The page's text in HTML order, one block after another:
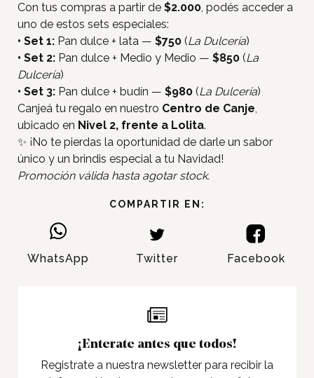
Inicio
Tiendas
Novedades
Gift Cards y Colectivos
Pet Friendly
Servicios
Nosotros
Con tus compras a partir de $2.000, podés acceder a
uno de estos sets especiales:
• Set 1: Pan dulce + lata — $750 (La Dulcería)
• Set 2: Pan dulce + Medio y Medio — $850 (La
Dulcería)
• Set 3: Pan dulce + budín — $980 (La Dulcería)
Canjeá tu regalo en nuestro Centro de Canje,
ubicado en Nivel 2, frente a Lolita.
✨ ¡No te pierdas la oportunidad de darle un sabor
único y un brindis especial a tu Navidad!
Promoción válida hasta agotar stock.
¡Enterate antes que todos!
Registrate a nuestra newsletter para recibir la
COMPARTIR EN:
WhatsApp Twitter Facebook